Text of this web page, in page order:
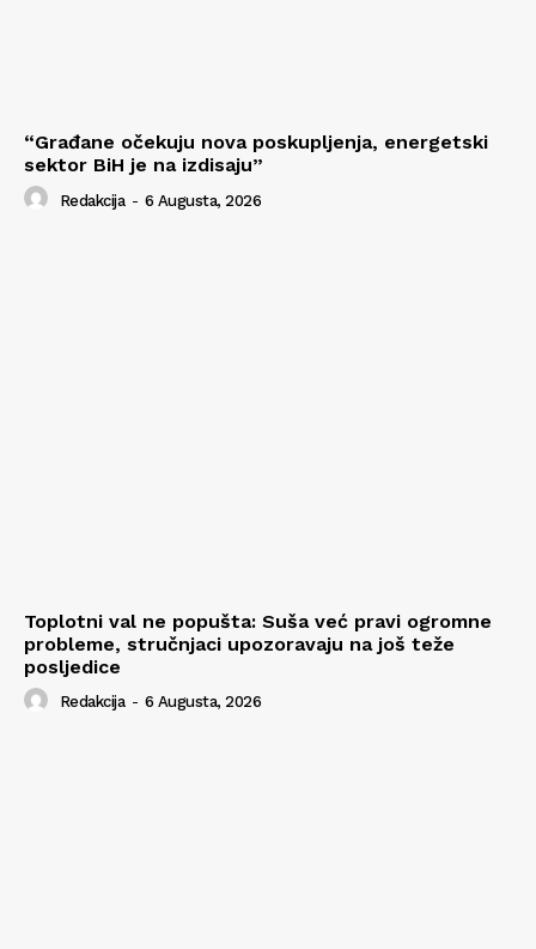
“Građane očekuju nova poskupljenja, energetski
sektor BiH je na izdisaju”
Redakcija - 6 Augusta, 2026
Toplotni val ne popušta: Suša već pravi ogromne
probleme, stručnjaci upozoravaju na još teže
posljedice
Redakcija - 6 Augusta, 2026